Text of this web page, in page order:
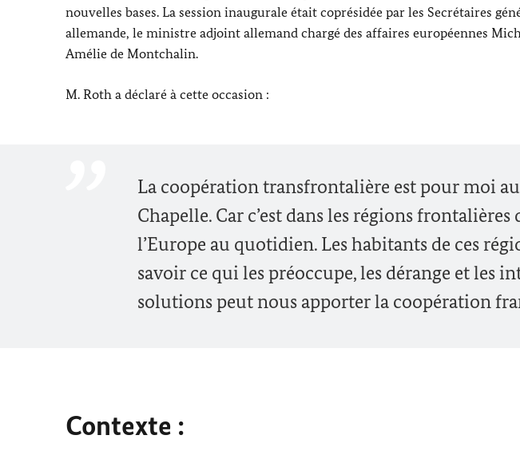
nouvelles bases. La session inaugurale était coprésidée par les Secrétaires
allemande, le ministre adjoint allemand chargé des affaires européennes
Amélie de Montchalin.
M. Roth a déclaré à cette occasion :
La coopération transfrontalière est pour moi
Chapelle. Car c’est dans les régions
l’Europe au quotidien. Les habitants de ces
savoir ce qui les préoccupe, les dérange et les
solutions peut nous apporter la coopération
Contexte :